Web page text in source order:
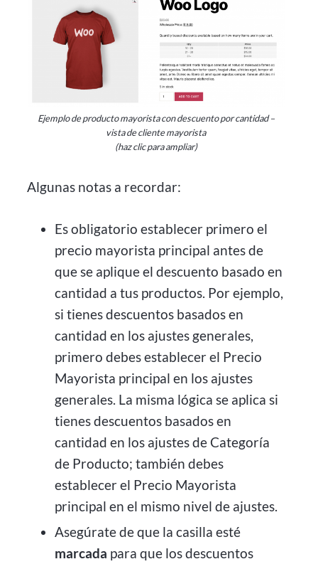
Ejemplo de producto mayorista con descuento por cantidad –
vista de cliente mayorista
(haz clic para ampliar)
Algunas notas a recordar:
Es obligatorio establecer primero el
precio mayorista principal antes de
que se aplique el descuento basado en
cantidad a tus productos. Por ejemplo,
si tienes descuentos basados en
cantidad en los ajustes generales,
primero debes establecer el Precio
Mayorista principal en los ajustes
generales. La misma lógica se aplica si
tienes descuentos basados en
cantidad en los ajustes de Categoría
de Producto; también debes
establecer el Precio Mayorista
principal en el mismo nivel de ajustes.
Asegúrate de que la casilla esté
marcada para que los descuentos